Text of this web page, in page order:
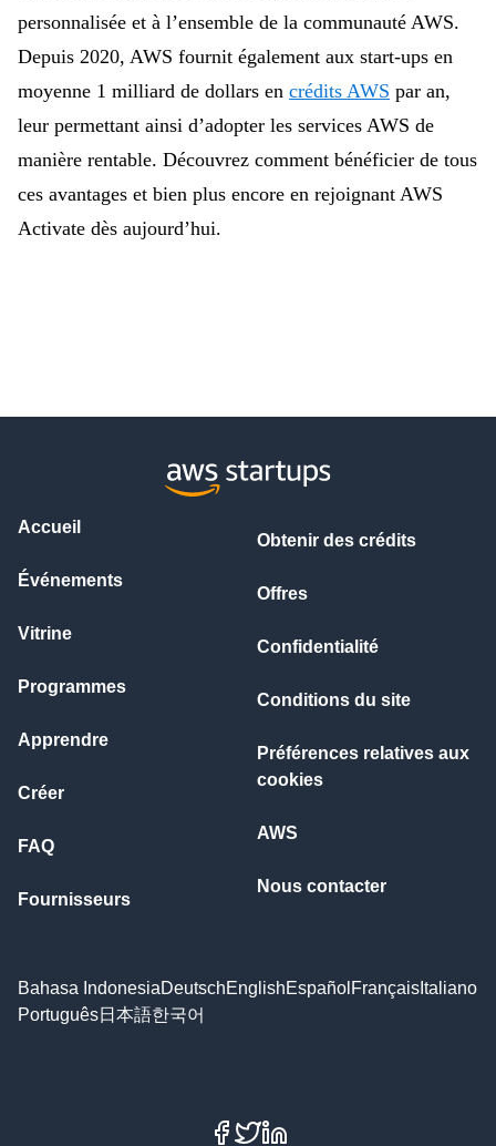
personnalisée et à l’ensemble de la communauté AWS.
Depuis 2020, AWS fournit également aux start-ups en
moyenne 1 milliard de dollars en crédits AWS par an,
leur permettant ainsi d’adopter les services AWS de
manière rentable. Découvrez comment bénéficier de tous
ces avantages et bien plus encore en rejoignant AWS
Activate dès aujourd’hui.
Accueil
Événements
Vitrine
Programmes
Apprendre
Créer
FAQ
Fournisseurs
Obtenir des crédits
Offres
Confidentialité
Conditions du site
Préférences relatives aux
cookies
AWS
Nous contacter
Bahasa IndonesiaDeutschEnglishEspañol Français Italiano
Português日本語한국어
Facebook
X